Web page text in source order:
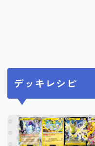
デッキレシピ